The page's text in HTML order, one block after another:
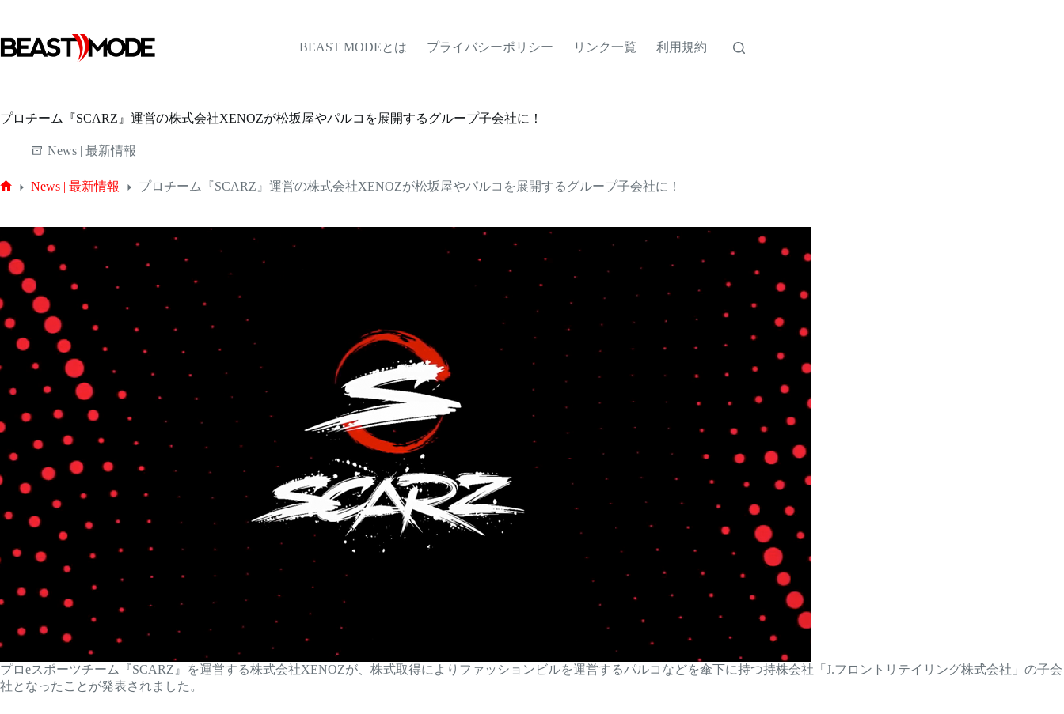
テ
ン
キ
BEAST MODEとは プライバシーポリシー リンク一覧 利用規約
プロチーム『SCARZ』運営の株式会社XENOZが松坂屋やパルコを展開するグループ子会社に！
News | 最新情報
News | 最新情報 プロチーム『SCARZ』運営の株式会社XENOZが松坂屋やパルコを展開するグループ子会社に！
プロeスポーツチーム『SCARZ』を運営する株式会社XENOZが、株式取得によりファッションビルを運営するパルコなどを傘下に持つ持株会社「J.フロントリテイリング株式会社」の子会
社となったことが発表されました。